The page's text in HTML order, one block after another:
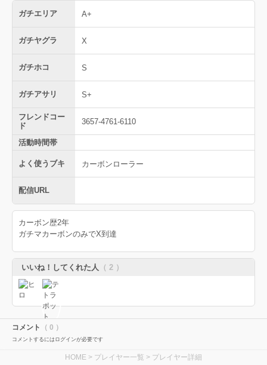
ガチエリア A+
ガチヤグラ X
ガチホコ S
ガチアサリ S+
フレンドコー
ド
3657-4761-6110
活動時間帯
よく使うブキ カーボンローラー
配信URL
カーボン歴2年
ガチマカーボンのみでX到達
いいね！してくれた人 （ 2 ）
コメント （ 0 ）
コメントするにはログインが必要です
HOME > プレイヤー一覧 > プレイヤー詳細